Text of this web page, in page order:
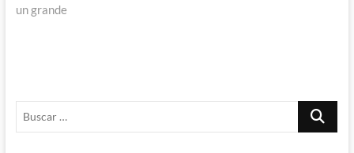
un grande
Buscar